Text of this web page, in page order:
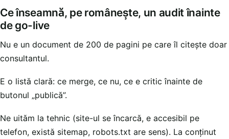
Ce înseamnă, pe românește, un audit înainte
de go-live
Nu e un document de 200 de pagini pe care îl citește doar
consultantul.
E o listă clară: ce merge, ce nu, ce e critic înainte de
butonul „publică”.
Ne uităm la tehnic (site-ul se încarcă, e accesibil pe
telefon, există sitemap, robots.txt are sens). La conținut